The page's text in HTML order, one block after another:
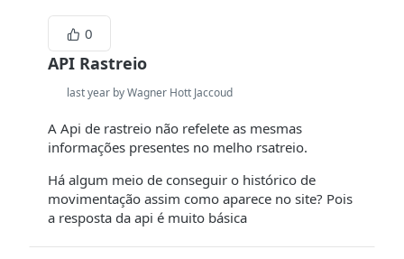
0
API Rastreio
last year by Wagner Hott Jaccoud
A Api de rastreio não refelete as mesmas
informações presentes no melho rsatreio.
Há algum meio de conseguir o histórico de
movimentação assim como aparece no site? Pois
a resposta da api é muito básica